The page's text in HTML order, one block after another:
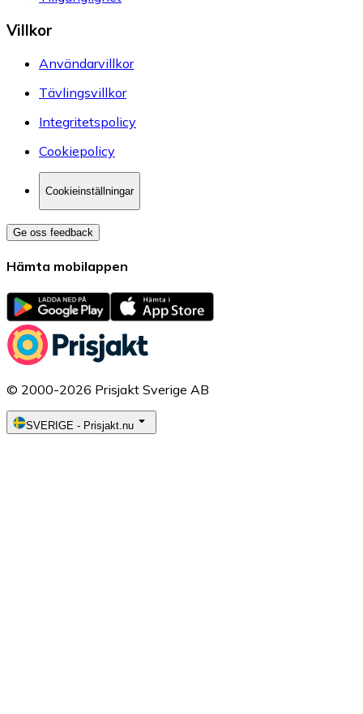
Villkor
Användarvillkor
Tävlingsvillkor
Integritetspolicy
Cookiepolicy
Cookieinställningar
Ge oss feedback
Hämta mobilappen
© 2000-2026 Prisjakt Sverige AB
SVERIGE - Prisjakt.nu